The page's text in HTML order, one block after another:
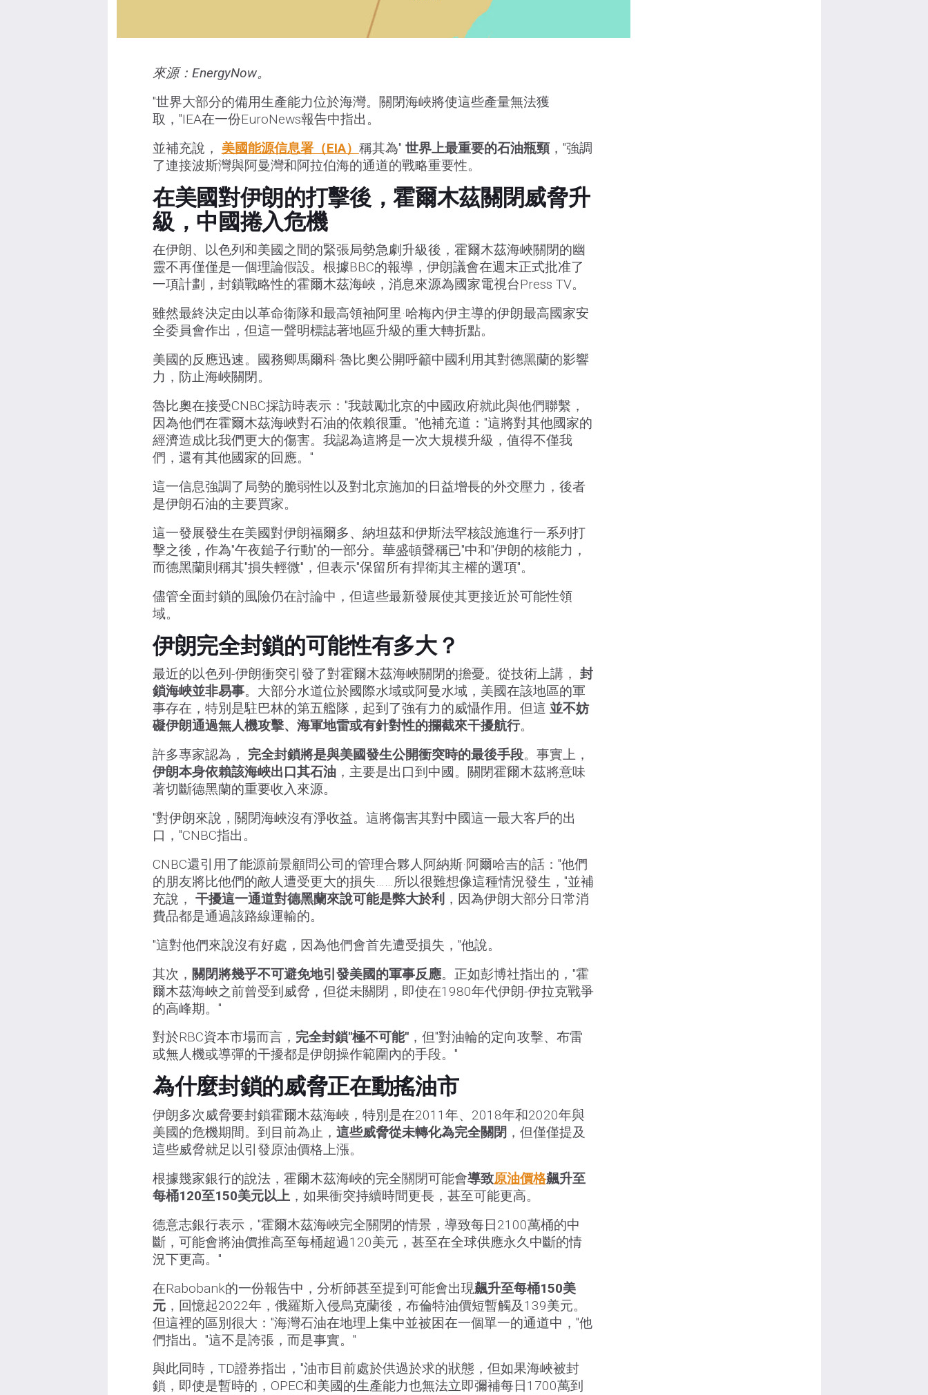
來源：EnergyNow。
"世界大部分的備用生產能力位於海灣。關閉海峽將使這些產量無法獲
取，"IEA在一份EuroNews報告中指出。
並補充說， 美國能源信息署（EIA） 稱其為" 世界上最重要的石油瓶頸，"強調
了連接波斯灣與阿曼灣和阿拉伯海的通道的戰略重要性。
在美國對伊朗的打擊後，霍爾木茲關閉威脅升
級，中國捲入危機
在伊朗、以色列和美國之間的緊張局勢急劇升級後，霍爾木茲海峽關閉的幽
靈不再僅僅是一個理論假設。根據BBC的報導，伊朗議會在週末正式批准了
一項計劃，封鎖戰略性的霍爾木茲海峽，消息來源為國家電視台Press TV。
雖然最終決定由以革命衛隊和最高領袖阿里·哈梅內伊主導的伊朗最高國家安
全委員會作出，但這一聲明標誌著地區升級的重大轉折點。
美國的反應迅速。國務卿馬爾科·魯比奧公開呼籲中國利用其對德黑蘭的影響
力，防止海峽關閉。
魯比奧在接受CNBC採訪時表示："我鼓勵北京的中國政府就此與他們聯繫，
因為他們在霍爾木茲海峽對石油的依賴很重。"他補充道："這將對其他國家的
經濟造成比我們更大的傷害。我認為這將是一次大規模升級，值得不僅我
們，還有其他國家的回應。"
這一信息強調了局勢的脆弱性以及對北京施加的日益增長的外交壓力，後者
是伊朗石油的主要買家。
這一發展發生在美國對伊朗福爾多、納坦茲和伊斯法罕核設施進行一系列打
擊之後，作為"午夜鎚子行動"的一部分。華盛頓聲稱已"中和"伊朗的核能力，
而德黑蘭則稱其"損失輕微"，但表示"保留所有捍衛其主權的選項"。
儘管全面封鎖的風險仍在討論中，但這些最新發展使其更接近於可能性領
域。
伊朗完全封鎖的可能性有多大？
最近的以色列-伊朗衝突引發了對霍爾木茲海峽關閉的擔憂。從技術上講， 封
鎖海峽並非易事。大部分水道位於國際水域或阿曼水域，美國在該地區的軍
事存在，特別是駐巴林的第五艦隊，起到了強有力的威懾作用。但這 並不妨
礙伊朗通過無人機攻擊、海軍地雷或有針對性的攔截來干擾航行。
許多專家認為， 完全封鎖將是與美國發生公開衝突時的最後手段。事實上，
伊朗本身依賴該海峽出口其石油，主要是出口到中國。關閉霍爾木茲將意味
著切斷德黑蘭的重要收入來源。
"對伊朗來說，關閉海峽沒有淨收益。這將傷害其對中國這一最大客戶的出
口，"CNBC指出。
CNBC還引用了能源前景顧問公司的管理合夥人阿納斯·阿爾哈吉的話："他們
的朋友將比他們的敵人遭受更大的損失……所以很難想像這種情況發生，"並補
充說， 干擾這一通道對德黑蘭來說可能是弊大於利 ，因為伊朗大部分日常消
費品都是通過該路線運輸的。
"這對他們來說沒有好處，因為他們會首先遭受損失，"他說。
其次， 關閉將幾乎不可避免地引發美國的軍事反應。正如彭博社指出的，"霍
爾木茲海峽之前曾受到威脅，但從未關閉，即使在1980年代伊朗-伊拉克戰爭
的高峰期。"
對於RBC資本市場而言， 完全封鎖"極不可能"，但"對油輪的定向攻擊、布雷
或無人機或導彈的干擾都是伊朗操作範圍內的手段。"
為什麼封鎖的威脅正在動搖油市
伊朗多次威脅要封鎖霍爾木茲海峽，特別是在2011年、2018年和2020年與
美國的危機期間。到目前為止， 這些威脅從未轉化為完全關閉 ，但僅僅提及
這些威脅就足以引發原油價格上漲。
根據幾家銀行的說法，霍爾木茲海峽的完全關閉可能會導致原油價格飆升至
每桶120至150美元以上，如果衝突持續時間更長，甚至可能更高。
德意志銀行表示，"霍爾木茲海峽完全關閉的情景，導致每日2100萬桶的中
斷，可能會將油價推高至每桶超過120美元，甚至在全球供應永久中斷的情
況下更高。"
在Rabobank的一份報告中，分析師甚至提到可能會出現飆升至每桶150美
元，回憶起2022年，俄羅斯入侵烏克蘭後，布倫特油價短暫觸及139美元。
但這裡的區別很大："海灣石油在地理上集中並被困在一個單一的通道中，"他
們指出。"這不是誇張，而是事實。"
與此同時，TD證券指出，"油市目前處於供過於求的狀態，但如果海峽被封
鎖，即使是暫時的，OPEC和美國的生產能力也無法立即彌補每日1700萬到